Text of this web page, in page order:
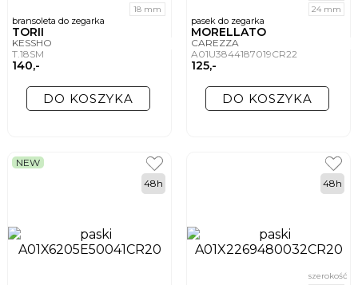
bransoleta do zegarka
TORII
KESSHO
T.18SM
140,-
18 mm
DO KOSZYKA
pasek do zegarka
MORELLATO
CAREZZA
A01U3844187019CR22
125,-
24 mm
DO KOSZYKA
NEW
48h
szerokość
48h